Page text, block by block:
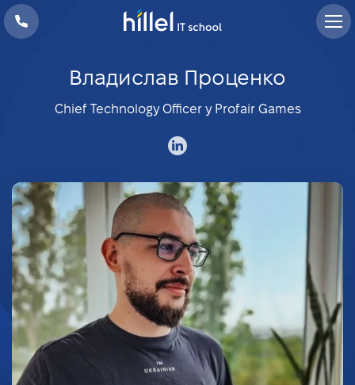
Владислав Проценко
Chief Technology Officer у Profair Games